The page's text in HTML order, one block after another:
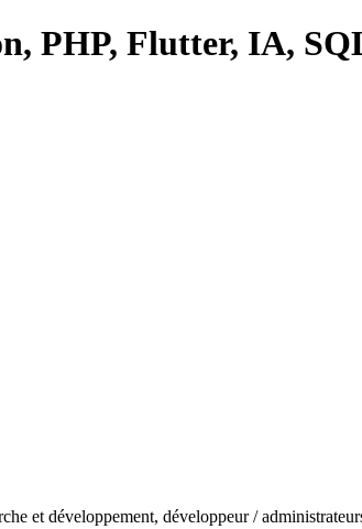
PHP, Flutter, IA,
et développement, développeur /